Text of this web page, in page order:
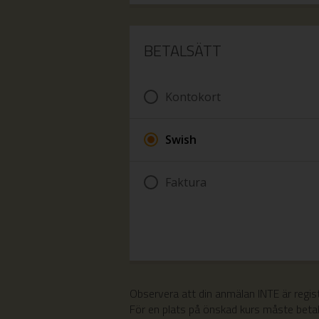
BETALSÄTT
Kontokort
Swish
Faktura
Observera att din anmälan INTE är
För en plats på önskad kurs måste